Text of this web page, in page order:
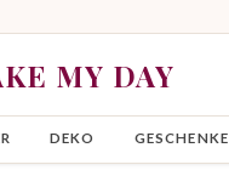
MY DAY
DEKO GESCHENKE